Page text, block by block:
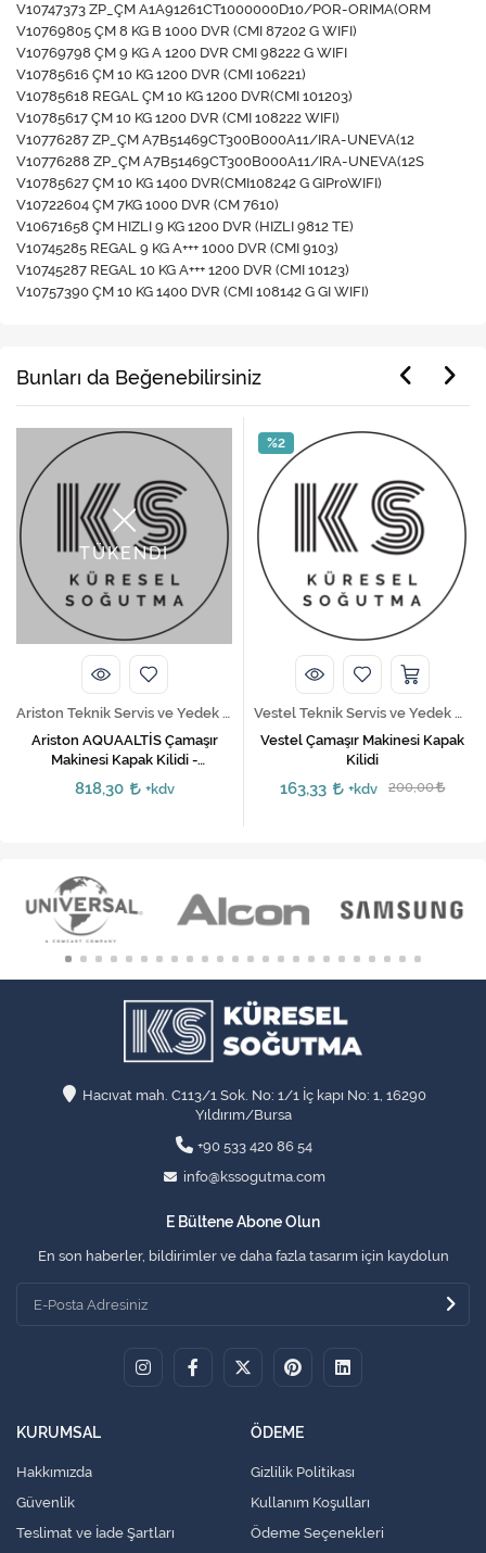
V10747373 ZP_ÇM A1A91261CT1000000D10/POR-ORIMA(ORM
V10769805 ÇM 8 KG B 1000 DVR (CMI 87202 G WIFI)
V10769798 ÇM 9 KG A 1200 DVR CMI 98222 G WIFI
V10785616 ÇM 10 KG 1200 DVR (CMI 106221)
V10785618 REGAL ÇM 10 KG 1200 DVR(CMI 101203)
V10785617 ÇM 10 KG 1200 DVR (CMI 108222 WIFI)
V10776287 ZP_ÇM A7B51469CT300B000A11/IRA-UNEVA(12
V10776288 ZP_ÇM A7B51469CT300B000A11/IRA-UNEVA(12S
V10785627 ÇM 10 KG 1400 DVR(CMI108242 G GIProWIFI)
V10722604 ÇM 7KG 1000 DVR (CM 7610)
V10671658 ÇM HIZLI 9 KG 1200 DVR (HIZLI 9812 TE)
V10745285 REGAL 9 KG A+++ 1000 DVR (CMI 9103)
V10745287 REGAL 10 KG A+++ 1200 DVR (CMI 10123)
V10757390 ÇM 10 KG 1400 DVR (CMI 108142 G GI WIFI)
Bunları da Beğenebilirsiniz
TÜKENDİ
Ariston Teknik Servis ve Yedek Parça Hizmetleri
Ariston AQUAALTİS Çamaşır
Makinesi Kapak Kilidi -
C00297460
818,30 +kdv
%2
Vestel Teknik Servis ve Yedek Parça Hizmetleri
Vestel Çamaşır Makinesi Kapak
Kilidi
163,33 +kdv 200,00
Hacıvat mah. C113/1 Sok. No: 1/1 İç kapı No: 1, 16290
Yıldırım/Bursa
+90 533 420 86 54
info@kssogutma.com
E Bültene Abone Olun
En son haberler, bildirimler ve daha fazla tasarım için kaydolun
KURUMSAL
Hakkımızda
Güvenlik
Teslimat ve İade Şartları
ÖDEME
Gizlilik Politikası
Kullanım Koşulları
Ödeme Seçenekleri